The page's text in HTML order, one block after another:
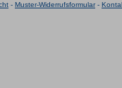
- Muster-Widerrufsformular-